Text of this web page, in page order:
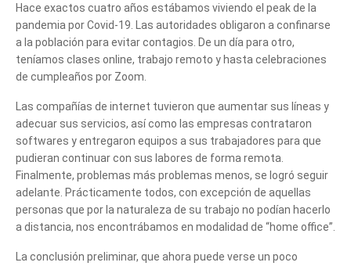
Hace exactos cuatro años estábamos viviendo el peak de la
pandemia por Covid-19. Las autoridades obligaron a confinarse
a la población para evitar contagios. De un día para otro,
teníamos clases online, trabajo remoto y hasta celebraciones
de cumpleaños por Zoom.
Las compañías de internet tuvieron que aumentar sus líneas y
adecuar sus servicios, así como las empresas contrataron
softwares y entregaron equipos a sus trabajadores para que
pudieran continuar con sus labores de forma remota.
Finalmente, problemas más problemas menos, se logró seguir
adelante. Prácticamente todos, con excepción de aquellas
personas que por la naturaleza de su trabajo no podían hacerlo
a distancia, nos encontrábamos en modalidad de “home office”.
La conclusión preliminar, que ahora puede verse un poco